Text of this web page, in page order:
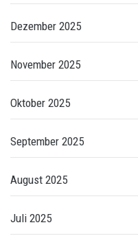
Dezember 2025
November 2025
Oktober 2025
September 2025
August 2025
Juli 2025